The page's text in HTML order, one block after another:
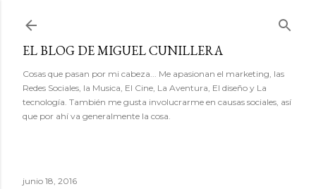
EL BLOG DE MIGUEL CUNILLERA
Cosas que pasan por mi cabeza... Me apasionan el marketing, las
Redes Sociales, la Musica, El Cine, La Aventura, El diseño y La
tecnología. También me gusta involucrarme en causas sociales, así
que por ahí va generalmente la cosa.
junio 18, 2016